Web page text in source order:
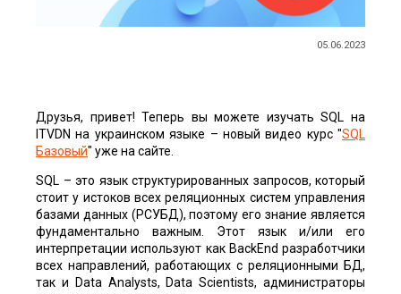
05.06.2023
Друзья, привет! Теперь вы можете изучать SQL на
ITVDN на украинском языке – новый видео курс "SQL
Базовый" уже на сайте.
SQL – это язык структурированных запросов, который
стоит у истоков всех реляционных систем управления
базами данных (РСУБД), поэтому его знание является
фундаментально важным. Этот язык и/или его
интерпретации используют как BackEnd разработчики
всех направлений, работающих с реляционными БД,
так и Data Analysts, Data Scientists, администраторы